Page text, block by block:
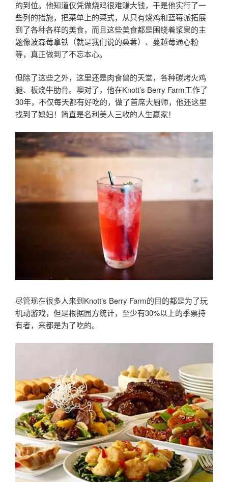
的到位。他知道仅凭做烧鸡很难赚大钱，于是他实行了一
些列的措施，把菜单上的菜式，从只有烧鸡和蓝莓派拓展
到了各种各样的美食，而且这些美食都是围绕着浆果的主
题像波森莓拿铁（就是我们说的桑葚）、蔓越莓通心粉
等，真正做到了不忘本心。
但除了这些之外，这里还是肉食兽的天堂，各种碳烤火鸡
腿、板烧牛肋骨。噢对了，他在Knott’s Berry Farm工作了
30年，不仅每天都有好吃的，做了首席大厨师，他还这里
找到了媳妇！简直是名利美人三收的人生赢家！
尽管现在很多人来到Knott’s Berry Farm的目的都是为了玩
机动游戏，但是根据园方统计，至少有30%以上的季票持
有者，来都是为了吃的。